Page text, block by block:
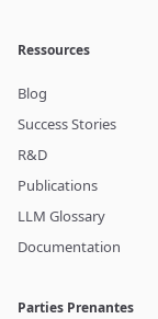
Ressources
Blog
Success Stories
R&D
Publications
LLM Glossary
Documentation
Parties Prenantes